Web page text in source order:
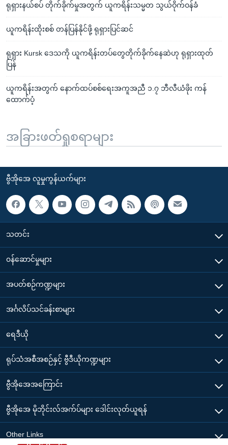
ရုရှားနယ်စပ် တိုက်ခိုက်မှုအတွက် ယူကရိန်းသမ္မတ သွယ်ဝိုက်ဝန်ခံ
ယူကရိန်းထိုးစစ် တန်ပြန်နိုင်ဖို့ ရုရှားပြင်ဆင်
ရုရှား Kursk ဒေသကို ယူကရိန်းတပ်တွေတိုက်ခိုက်နေဆဲဟု ရုရှားထုတ်
ပြန်
ယူကရိန်းအတွက် နောက်ထပ်စစ်ရေးအကူအညီ ၁.၇ ဘီလီယံဖိုး ကန်
ထောက်ပံ့
အခြားဖတ်ရှုစရာများ
ဗွီအိုအေ လူမှုကွန်ယက်များ
သတင်း
၀န်ဆောင်မှုများ
အပတ်စဉ်ကဏ္ဍများ
အင်္ဂလိပ်သင်ခန်းစာများ
ရေဒီယို
ရုပ်သံအစီအစဉ်နှင့် ဗွီဒီယိုကဏ္ဍများ
ဗွီအိုအေအကြောင်း
ဗွီအိုအေ မိုဘိုင်းလ်အက်ပ်များ ဒေါင်းလုတ်ယူရန်
Other Links